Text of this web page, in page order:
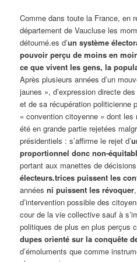
Comme dans toute la France, en
département de Vaucluse les
détourné.es d’un système
pouvoir perçu de moins en
ce que vivent les gens, la
Après plusieurs années d’un
jaunes », d’expression directe
et de sa récupération politicienne
« convention citoyenne » dont
été en grande partie rejetées
présidentiels : s’affirme le rejet d’
proportionnel donc non-
portant aux manettes de
électeurs.trices puissent les
annéesni puissent les révoquer
d’intervention possible des
cour de la vie collective sauf à
politiques de plus en plus perçus
dupes orienté sur la conquête
d’émoluments que comme